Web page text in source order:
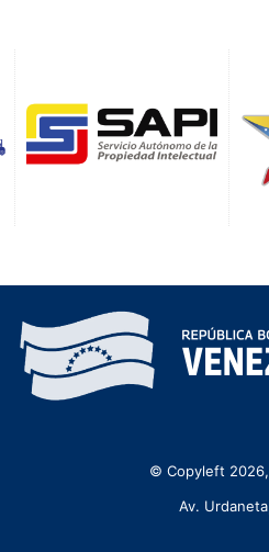
© Copyleft 2026,
Av.